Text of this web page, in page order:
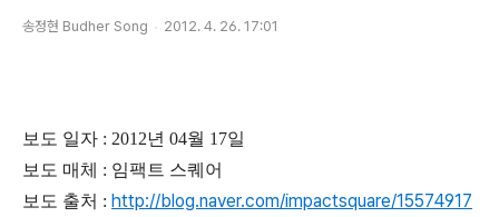
송정현 Budher Song 2012. 4. 26. 17:01
보도 일자 : 2012년 04월 17일
보도 매체 : 임팩트 스퀘어
보도 출처 : http://blog.naver.com/impactsquare/15574917